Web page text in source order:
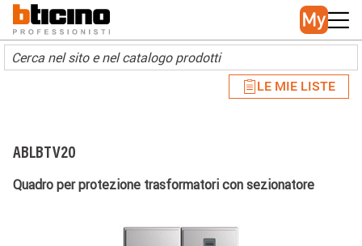
Skip to main content
Main navigation
LE MIE LISTE
ABLBTV20
Quadro per protezione trasformatori con sezionatore